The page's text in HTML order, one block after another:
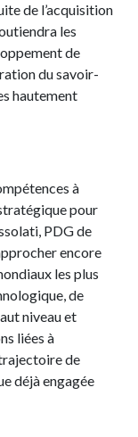
de l’acquisition
les
de
du savoir-
hautement
à
pour
PDG de
encore
les plus
de
niveau et
liées à
de
déjà engagée